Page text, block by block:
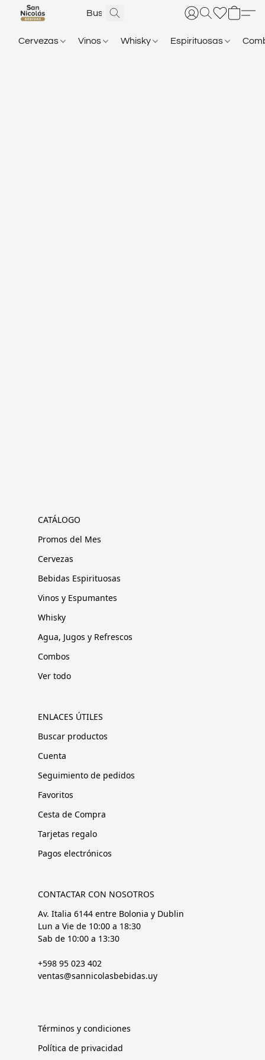
Cervezas Vinos Whisky Espirituosas
CATÁLOGO
Promos del Mes
Cervezas
Bebidas Espirituosas
Vinos y Espumantes
Whisky
Agua, Jugos y Refrescos
Combos
Ver todo
ENLACES ÚTILES
Buscar productos
Cuenta
Seguimiento de pedidos
Favoritos
Cesta de Compra
Tarjetas regalo
Pagos electrónicos
CONTACTAR CON NOSOTROS
Av. Italia 6144 entre Bolonia y Dublin
Lun a Vie de 10:00 a 18:30
Sab de 10:00 a 13:30
+598 95 023 402
ventas@sannicolasbebidas.uy
Términos y condiciones
Política de privacidad